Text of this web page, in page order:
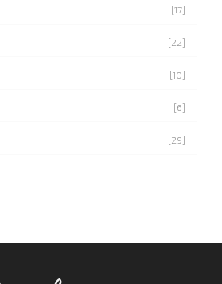
[17]
[22]
[10]
[6]
[29]